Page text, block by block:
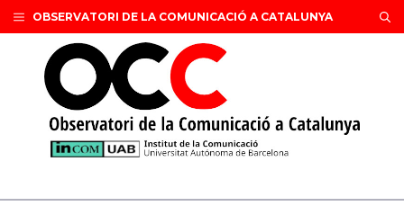
Vés
al
contingut
OBSERVATORI DE LA COMUNICACIÓ A CATALUNYA